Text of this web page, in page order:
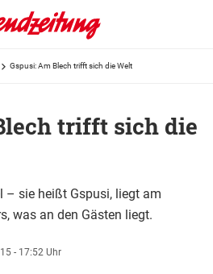
Gspusi: Am Blech trifft sich die Welt
trifft sich die
– sie heißt Gspusi, liegt am
was an den Gästen liegt.
- 17:52 Uhr